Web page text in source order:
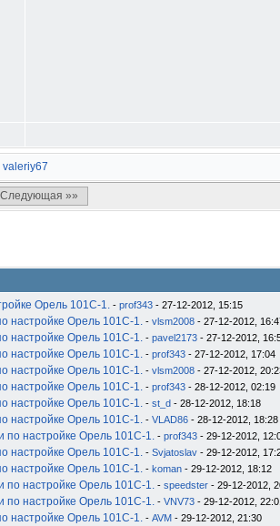
valeriy67
Следующая »»
Орель 101С-1. - prof343 - 27-12-2012, 15:15
настройке Орель 101С-1. - vlsm2008 - 27-12-2012,
настройке Орель 101С-1. - pavel2173 - 27-12-2012,
настройке Орель 101С-1. - prof343 - 27-12-2012, 17:04
настройке Орель 101С-1. - vlsm2008 - 27-12-2012,
настройке Орель 101С-1. - prof343 - 28-12-2012, 02:19
настройке Орель 101С-1. - st_d - 28-12-2012, 18:18
настройке Орель 101С-1. - VLAD86 - 28-12-2012, 18:28
по настройке Орель 101С-1. - prof343 - 29-12-2012,
настройке Орель 101С-1. - Svjatoslav - 29-12-2012,
настройке Орель 101С-1. - koman - 29-12-2012, 18:12
по настройке Орель 101С-1. - speedster - 29-12-2012,
по настройке Орель 101С-1. - VNV73 - 29-12-2012,
настройке Орель 101С-1. - AVM - 29-12-2012, 21:30